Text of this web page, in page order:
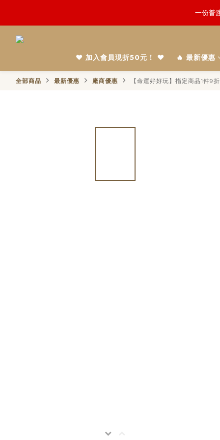
鬼門開
慎終追
❤️ 加入會員現折50元！ ❤️ 🔥 最新優惠
全部商品 最新優惠 廠商優惠 【命運好好玩】指定商品1件9